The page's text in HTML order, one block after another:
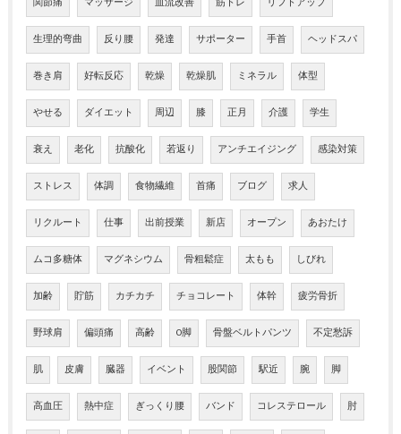
生理的弯曲 反り腰 発達 サポーター 手首 ヘッドスパ
巻き肩 好転反応 乾燥 乾燥肌 ミネラル 体型
やせる ダイエット 周辺 膝 正月 介護 学生
衰え 老化 抗酸化 若返り アンチエイジング 感染対策
ストレス 体調 食物繊維 首痛 ブログ 求人
リクルート 仕事 出前授業 新店 オープン あおたけ
ムコ多糖体 マグネシウム 骨粗鬆症 太もも しびれ
加齢 貯筋 カチカチ チョコレート 体幹 疲労骨折
野球肩 偏頭痛 高齢 O脚 骨盤ベルトパンツ 不定愁訴
肌 皮膚 臓器 イベント 股関節 駅近 腕 脚
高血圧 熱中症 ぎっくり腰 バンド コレステロール 肘